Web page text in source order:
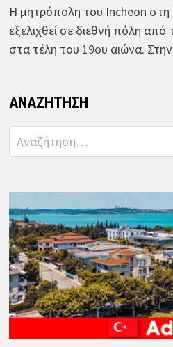
Η μητρόπολη του Incheon στη
εξελιχθεί σε διεθνή πόλη από
στα τέλη του 19ου αιώνα.
ΑΝΑΖΉΤΗΣΗ
Αναζήτηση
για: